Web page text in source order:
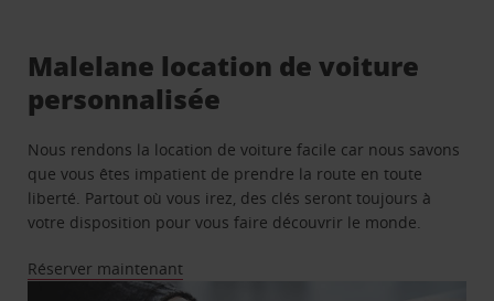
Malelane location de voiture
personnalisée
Nous rendons la location de voiture facile car nous savons
que vous êtes impatient de prendre la route en toute
liberté. Partout où vous irez, des clés seront toujours à
votre disposition pour vous faire découvrir le monde.
Réserver maintenant